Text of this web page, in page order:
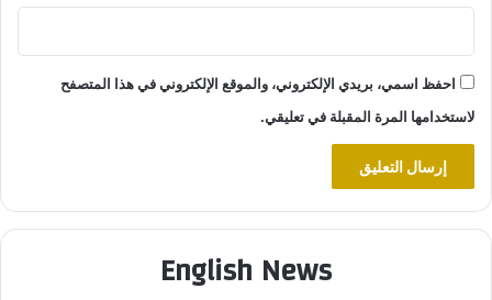
احفظ اسمي، بريدي الإلكتروني، والموقع الإلكتروني في هذا المتصفح
لاستخدامها المرة المقبلة في تعليقي.
English News